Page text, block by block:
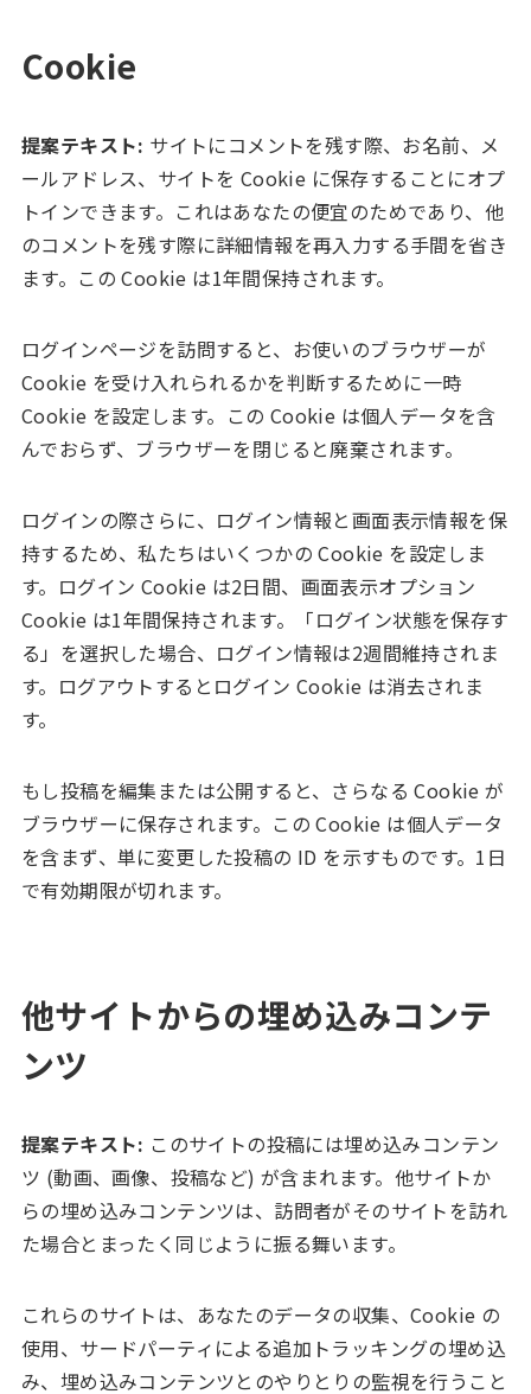
Cookie
提案テキスト: サイトにコメントを残す際、お名前、メ
ールアドレス、サイトを Cookie に保存することにオプ
トインできます。これはあなたの便宜のためであり、他
のコメントを残す際に詳細情報を再入力する手間を省き
ます。この Cookie は1年間保持されます。
ログインページを訪問すると、お使いのブラウザーが
Cookie を受け入れられるかを判断するために一時
Cookie を設定します。この Cookie は個人データを含
んでおらず、ブラウザーを閉じると廃棄されます。
ログインの際さらに、ログイン情報と画面表示情報を保
持するため、私たちはいくつかの Cookie を設定しま
す。ログイン Cookie は2日間、画面表示オプション
Cookie は1年間保持されます。「ログイン状態を保存す
る」を選択した場合、ログイン情報は2週間維持されま
す。ログアウトするとログイン Cookie は消去されま
す。
もし投稿を編集または公開すると、さらなる Cookie が
ブラウザーに保存されます。この Cookie は個人データ
を含まず、単に変更した投稿の ID を示すものです。1日
で有効期限が切れます。
他サイトからの埋め込みコンテ
ンツ
提案テキスト: このサイトの投稿には埋め込みコンテン
ツ (動画、画像、投稿など) が含まれます。他サイトか
らの埋め込みコンテンツは、訪問者がそのサイトを訪れ
た場合とまったく同じように振る舞います。
これらのサイトは、あなたのデータの収集、Cookie の
使用、サードパーティによる追加トラッキングの埋め込
み、埋め込みコンテンツとのやりとりの監視を行うこと